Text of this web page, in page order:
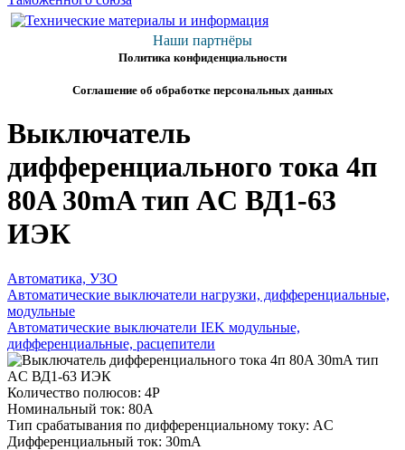
Наши партнёры
Политика конфиденциальности
Соглашение об обработке персональных данных
Выключатель
дифференциального тока 4п
80A 30mA тип AC ВД1-63
ИЭК
Автоматика, УЗО
Автоматические выключатели нагрузки, дифференциальные,
модульные
Автоматические выключатели IEK модульные,
дифференциальные, расцепители
Количество полюсов: 4P
Номинальный ток: 80А
Тип срабатывания по дифференциальному току: AC
Дифференциальный ток: 30mA